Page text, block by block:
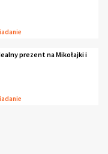
prezent na Mikołajki i